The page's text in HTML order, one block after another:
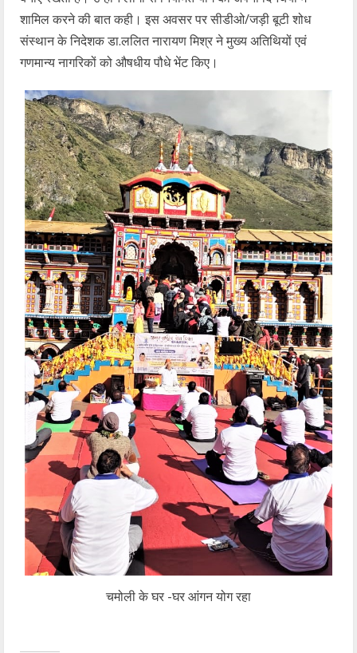
शामिल करने की बात कही। इस अवसर पर सीडीओ/जड़ी बूटी शोध
संस्थान के निदेशक डा.ललित नारायण मिश्र ने मुख्य अतिथियों एवं
गणमान्य नागरिकों को औषधीय पौधे भेंट किए।
चमोली के घर -घर आंगन योग रहा